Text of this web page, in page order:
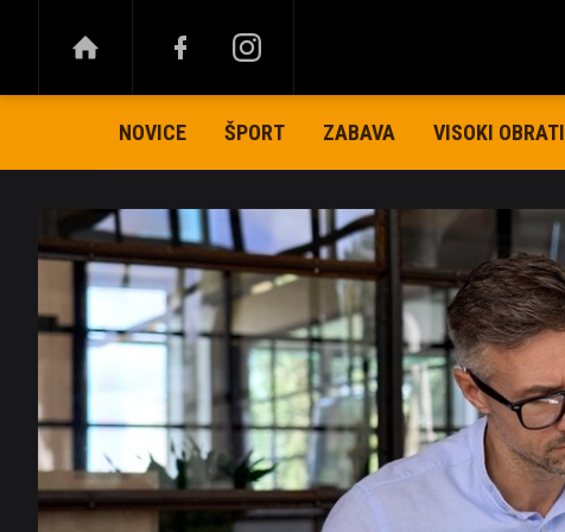
NOVICE ŠPORT ZABAVA VISOKI OBRATI